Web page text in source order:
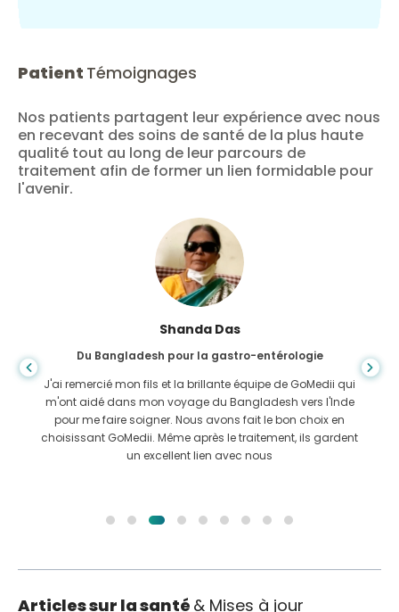
Patient Témoignages
Nos patients partagent leur expérience avec nous
en recevant des soins de santé de la plus haute
qualité tout au long de leur parcours de
traitement afin de former un lien formidable pour
l'avenir.
Shanda Das
Du Bangladesh pour la gastro-entérologie
J'ai remercié mon fils et la brillante équipe de GoMedii qui
m'ont aidé dans mon voyage du Bangladesh vers l'Inde
pour me faire soigner. Nous avons fait le bon choix en
choisissant GoMedii. Même après le traitement, ils gardent
un excellent lien avec nous
Articles sur la santé & Mises à jour